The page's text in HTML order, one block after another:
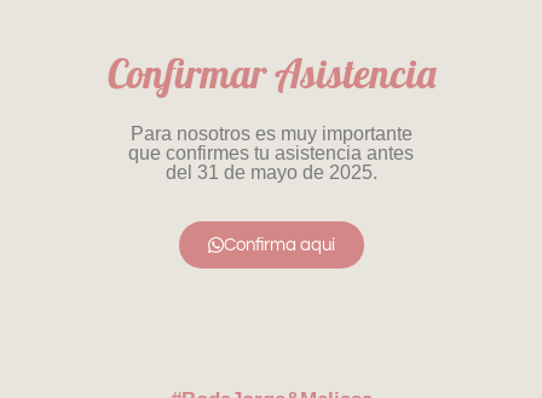
Confirmar Asistencia
Para nosotros es muy importante
que confirmes tu asistencia antes
del 31 de mayo de 2025.
Confirma aquí